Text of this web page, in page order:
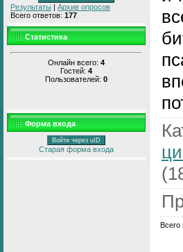
Результаты | Архив опросов
Всего ответов: 177
Статистика
Онлайн всего: 4
Гостей: 4
Пользователей: 0
Форма входа
Войти через uID
Старая форма входа
Всего